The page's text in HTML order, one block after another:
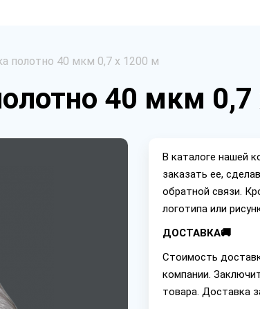
полотно 40 мкм 0,7 х 1200 м
40 мкм
В каталоге нашей
заказать ее,
обратной связи.
логотипа или
ДОСТАВКА🚚
Стоимость
компании.
товара. Доставка